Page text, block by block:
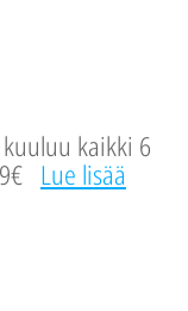
kaikki 6
Lue lisää